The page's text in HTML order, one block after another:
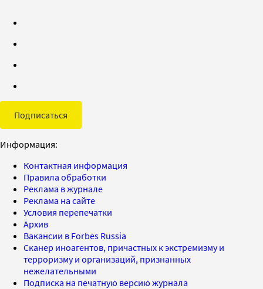
Подписаться
Информация:
Контактная информация
Правила обработки
Реклама в журнале
Реклама на сайте
Условия перепечатки
Архив
Вакансии в Forbes Russia
Сканер иноагентов, причастных к экстремизму и
терроризму и организаций, признанных
нежелательными
Подписка на печатную версию журнала